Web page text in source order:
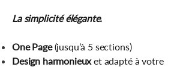
La simplicité élégante.
One Page(jusqu’à 5 sections)
Design harmonieuxet adapté à votre